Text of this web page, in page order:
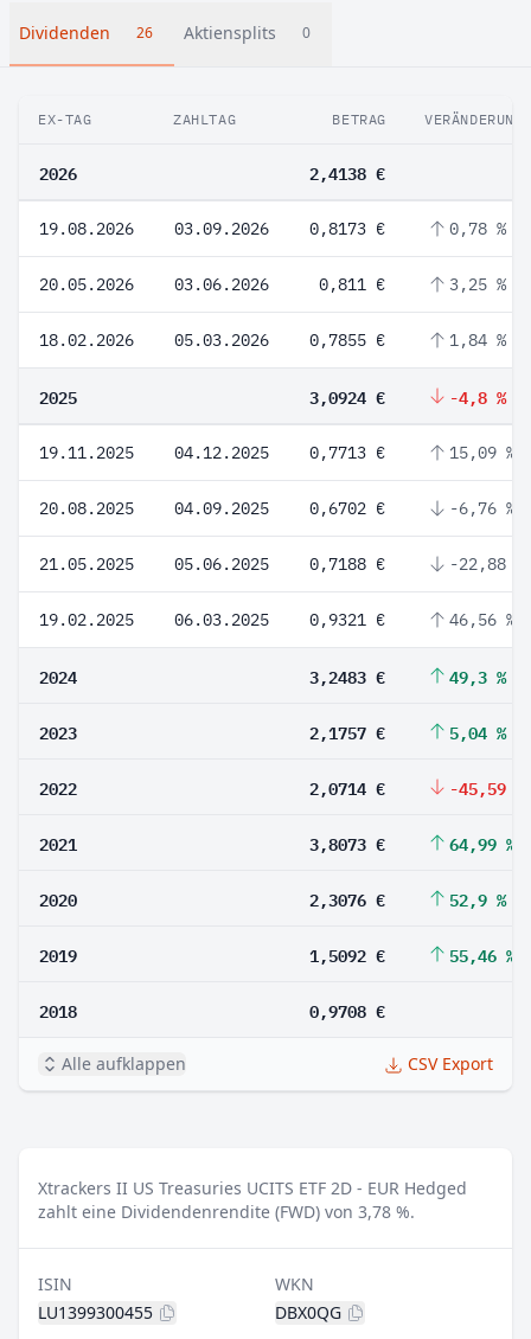
Dividenden 26 Aktiensplits 0
EX-TAG ZAHLTAG BETRAG VERÄNDERUNG
2026 2,4138 €
19.08.2026 03.09.2026 0,8173 € 0,78 %
20.05.2026 03.06.2026 0,811 € 3,25 %
18.02.2026 05.03.2026 0,7855 € 1,84 %
2025 3,0924 € -4,8 %
19.11.2025 04.12.2025 0,7713 € 15,09 %
20.08.2025 04.09.2025 0,6702 € -6,76 %
21.05.2025 05.06.2025 0,7188 € -22,88 %
19.02.2025 06.03.2025 0,9321 € 46,56 %
2024 3,2483 € 49,3 %
2023 2,1757 € 5,04 %
2022 2,0714 € -45,59 %
2021 3,8073 € 64,99 %
2020 2,3076 € 52,9 %
2019 1,5092 € 55,46 %
2018 0,9708 €
Alle aufklappen CSV Export
Xtrackers II US Treasuries UCITS ETF 2D - EUR Hedged
zahlt eine Dividendenrendite (FWD) von 3,78 %.
ISIN
LU1399300455
WKN
DBX0QG